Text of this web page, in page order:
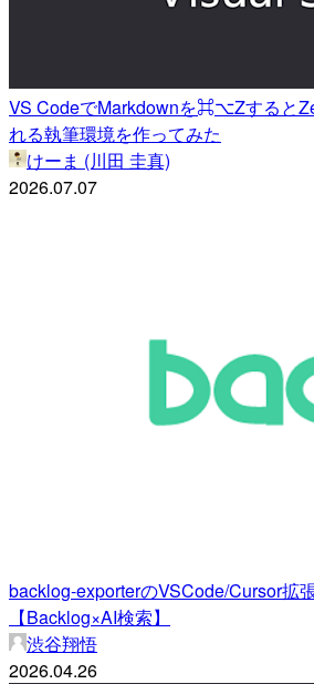
VS CodeでMarkdownを⌘⌥Zすると
れる執筆環境を作ってみた
けーま (川田 圭真)
2026.07.07
backlog-exporterのVSCode/Cursor拡
【Backlog×AI検索】
渋谷翔悟
2026.04.26